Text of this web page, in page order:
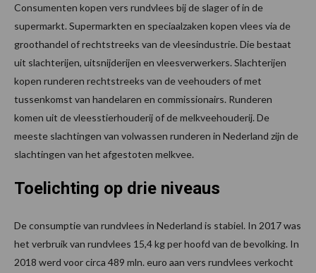
Consumenten kopen vers rundvlees bij de slager of in de
supermarkt. Supermarkten en speciaalzaken kopen vlees via de
groothandel of rechtstreeks van de vleesindustrie. Die bestaat
uit slachterijen, uitsnijderijen en vleesverwerkers. Slachterijen
kopen runderen rechtstreeks van de veehouders of met
tussenkomst van handelaren en commissionairs. Runderen
komen uit de vleesstierhouderij of de melkveehouderij. De
meeste slachtingen van volwassen runderen in Nederland zijn de
slachtingen van het afgestoten melkvee.
Toelichting op drie niveaus
De consumptie van rundvlees in Nederland is stabiel. In 2017 was
het verbruik van rundvlees 15,4 kg per hoofd van de bevolking. In
2018 werd voor circa 489 mln. euro aan vers rundvlees verkocht